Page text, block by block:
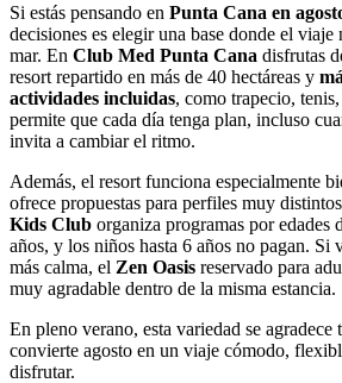
Si estás pensando en Punta Cana en
decisiones es elegir una base donde el viaje
mar. En Club Med Punta Cana disfrutas
resort repartido en más de 40 hectáreas y
actividades incluidas, como trapecio,
permite que cada día tenga plan, incluso
invita a cambiar el ritmo.
Además, el resort funciona especialmente
ofrece propuestas para perfiles muy
Kids Club organiza programas por edades
años, y los niños hasta 6 años no pagan. Si
más calma, el Zen Oasis reservado para
muy agradable dentro de la misma estancia.
En pleno verano, esta variedad se agradece
convierte agosto en un viaje cómodo,
disfrutar.